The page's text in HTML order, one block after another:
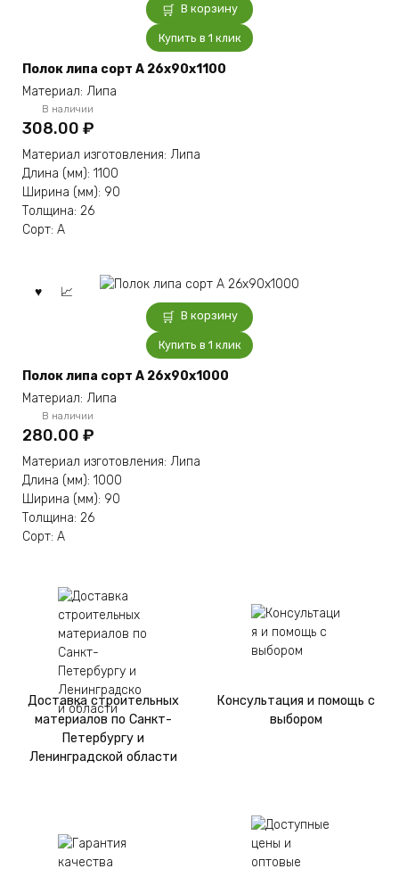
В корзину
Купить в 1 клик
Полок липа сорт А 26x90x1100
Материал: Липа
В наличии
308.00 ₽
Материал изготовления: Липа
Длина (мм): 1100
Ширина (мм): 90
Толщина: 26
Сорт: А
В корзину
Купить в 1 клик
Полок липа сорт А 26x90x1000
Материал: Липа
В наличии
280.00 ₽
Материал изготовления: Липа
Длина (мм): 1000
Ширина (мм): 90
Толщина: 26
Сорт: А
Доставка строительных
материалов по Санкт-
Петербургу и
Ленинградской области
Консультация и помощь с
выбором